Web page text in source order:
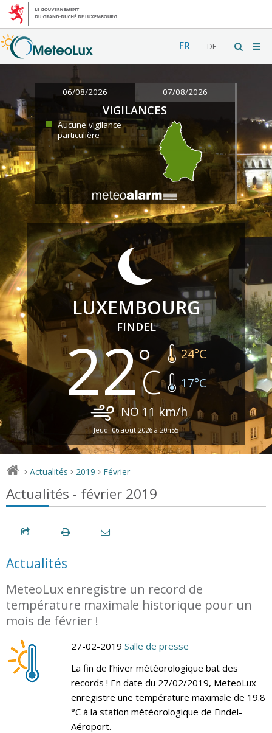
FR DE
06/08/2026 07/08/2026
VIGILANCES
Aucune vigilance
particulière
LUXEMBOURG
FINDEL
22 24°C
17°C
NO 11 km/h
Jeudi 06 août 2026 à 20h55
> Actualités > 2019 > Février
Actualités - février 2019
Actualités
MeteoLux enregistre un record de
température maximale historique pour un
mois de février !
27-02-2019 Salle de presse
La fin de l’hiver météorologique bat des
records ! En date du 27/02/2019, MeteoLux
enregistre une température maximale de 19.8
°C à la station météorologique de Findel-
Aéroport.